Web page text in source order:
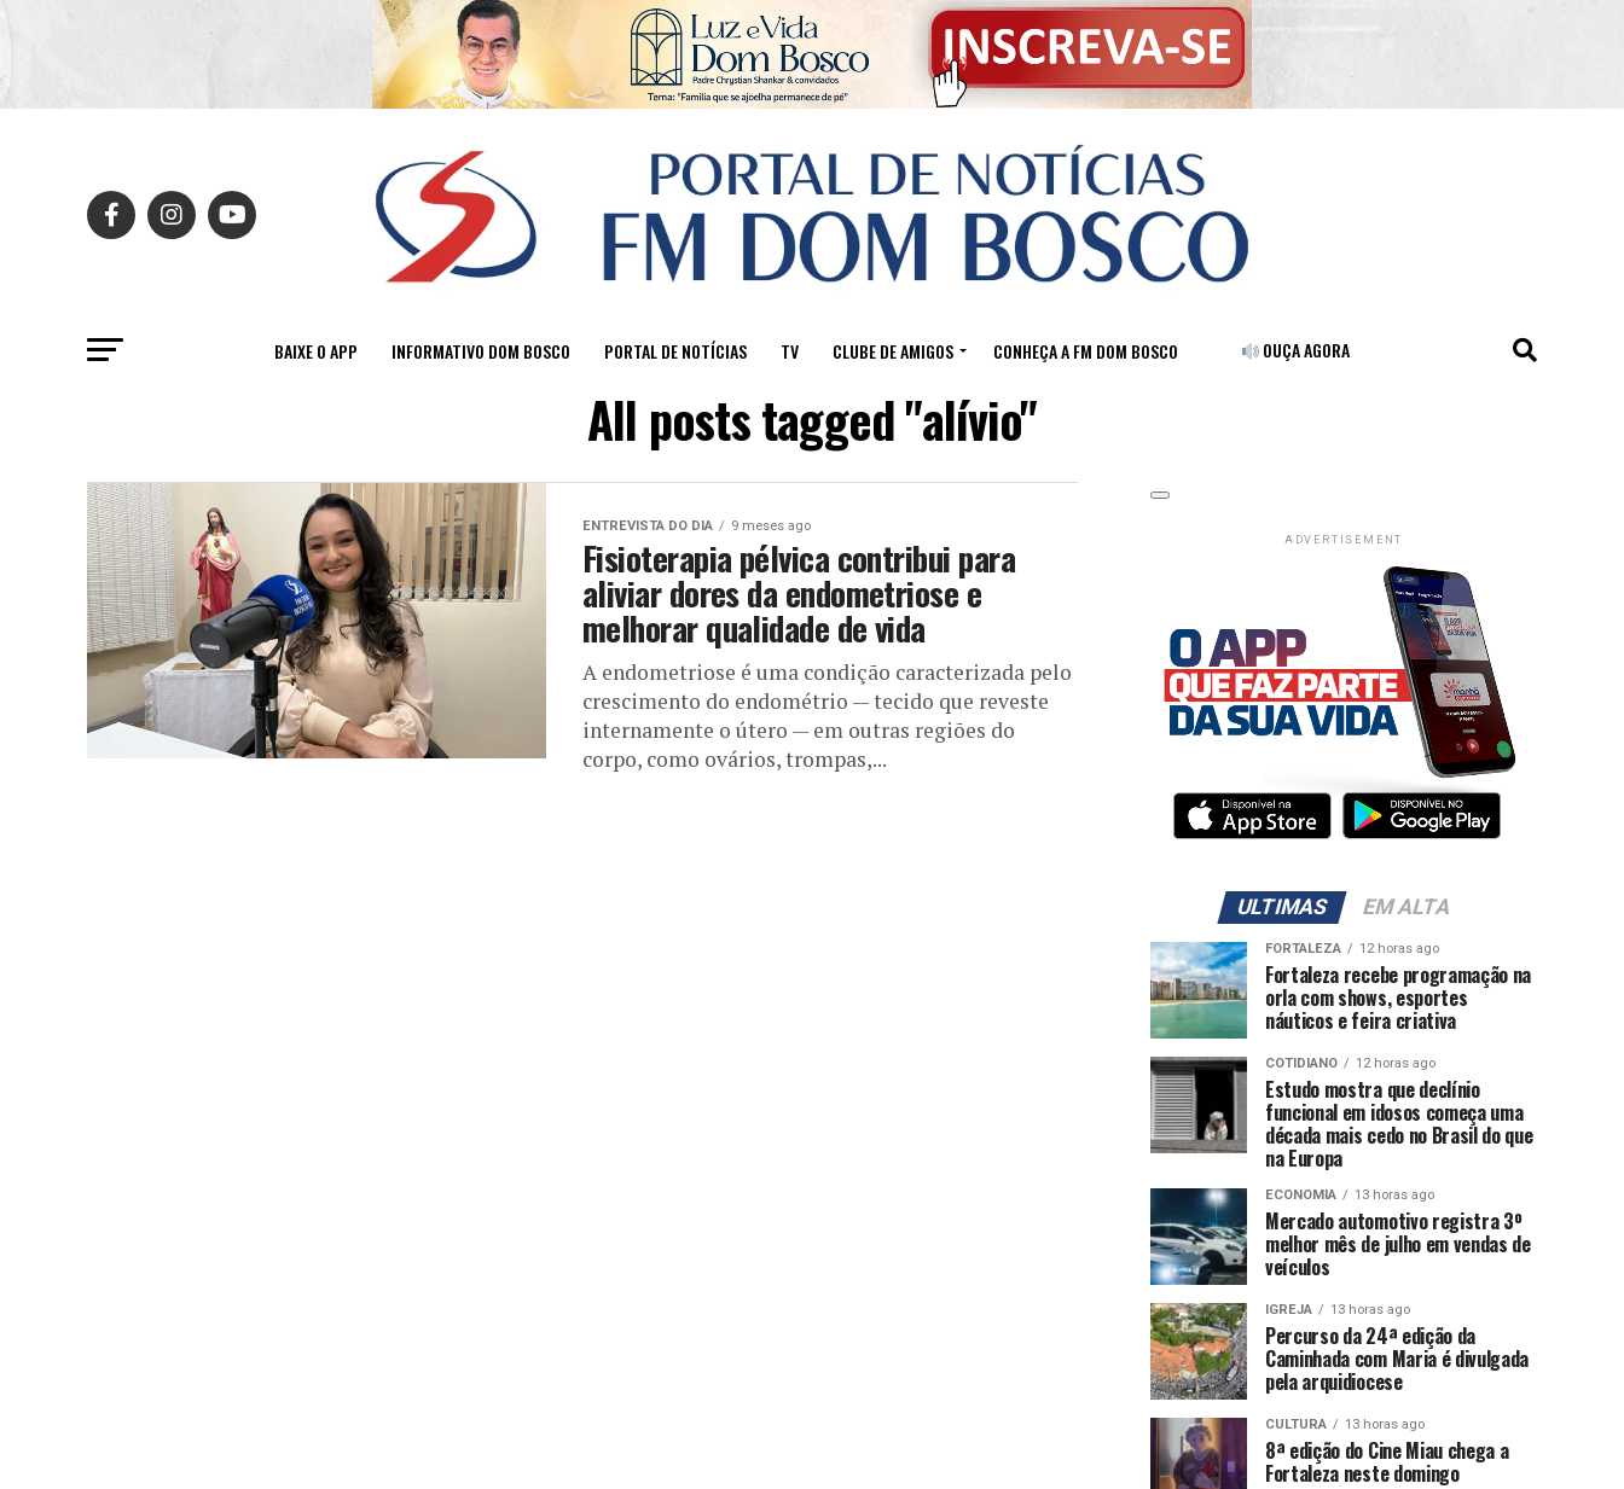
BAIXE O APP INFORMATIVO DOM BOSCO PORTAL DE NOTÍCIAS TV CLUBE DE AMIGOS CONHEÇA A FM DOM BOSCO OUÇA AGORA
All posts tagged "alívio"
ENTREVISTA DO DIA 9 meses ago
Fisioterapia pélvica contribui para
aliviar dores da endometriose e
melhorar qualidade de vida
A endometriose é uma condição caracterizada pelo
crescimento do endométrio — tecido que reveste
internamente o útero — em outras regiões do
corpo, como ovários, trompas,...
ADVERTISEMENT
ULTIMAS EM ALTA
FORTALEZA 12 horas ago
Fortaleza recebe programação na
orla com shows, esportes
náuticos e feira criativa
COTIDIANO 12 horas ago
Estudo mostra que declínio
funcional em idosos começa uma
década mais cedo no Brasil do que
na Europa
ECONOMIA 13 horas ago
Mercado automotivo registra 3º
melhor mês de julho em vendas de
veículos
IGREJA 13 horas ago
Percurso da 24ª edição da
Caminhada com Maria é divulgada
pela arquidiocese
CULTURA 13 horas ago
8ª edição do Cine Miau chega a
Fortaleza neste domingo